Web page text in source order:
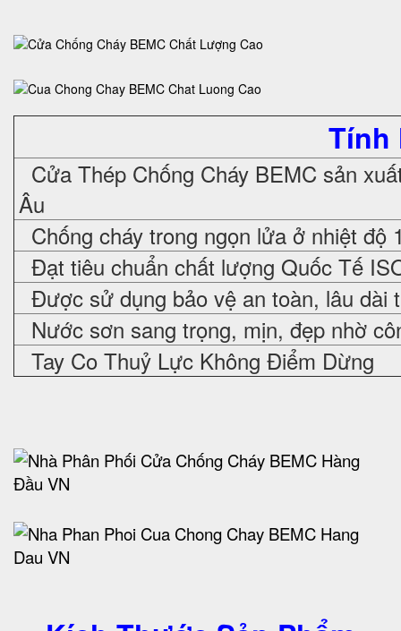
Tính
Cửa Thép Chống Cháy BEMC sản
Âu
Chống cháy trong ngọn lửa ở nhiệt độ
Đạt tiêu chuẩn chất lượng Quốc Tế
Được sử dụng bảo vệ an toàn, lâu dài
Nước sơn sang trọng, mịn, đẹp nhờ
Tay Co Thuỷ Lực Không Điểm Dừng